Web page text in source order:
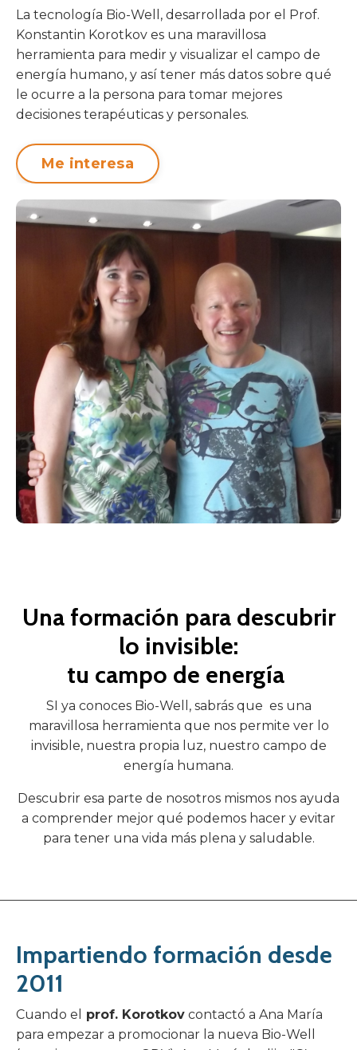
La tecnología Bio-Well, desarrollada por el Prof.
Konstantin Korotkov es una maravillosa
herramienta para medir y visualizar el campo de
energía humano, y así tener más datos sobre qué
le ocurre a la persona para tomar mejores
decisiones terapéuticas y personales.
Me interesa
Una formación para descubrir
lo invisible:
tu campo de energía
SI ya conoces Bio-Well, sabrás que es una
maravillosa herramienta que nos permite ver lo
invisible, nuestra propia luz, nuestro campo de
energía humana.
Descubrir esa parte de nosotros mismos nos ayuda
a comprender mejor qué podemos hacer y evitar
para tener una vida más plena y saludable.
Impartiendo formación desde
2011
Cuando el prof. Korotkov contactó a Ana María
para empezar a promocionar la nueva Bio-Well